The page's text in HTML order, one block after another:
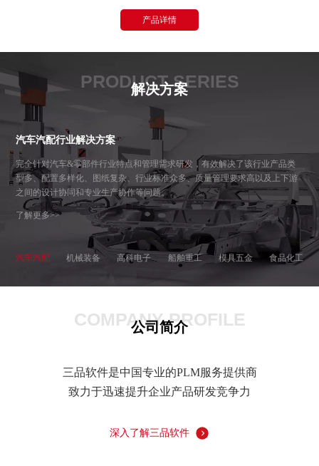
产品详情
PRODUCT SERIES
解决方案
汽车汽配行业解决方案
完全针对汽车&零部件行业特点和管理需求研发，有效解决了该行业产品类
型多、配置多样化、图纸复杂、行业标准众多、质量管理要求高以及上下游
之间的设计协同和专业生产协作等问题。
了解更多>>
汽车汽配 机械装备 高科电子 船舶重工 模具五金 食品化工
COMPANY PROFILE
公司简介
三品软件是中国专业的PLM服务提供商
致力于迅速提升企业产品研发竞争力
深入了解三品软件